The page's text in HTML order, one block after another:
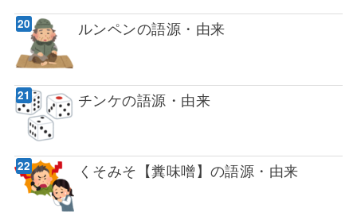
ルンペンの語源・由来
チンケの語源・由来
くそみそ【糞味噌】の語源・由来